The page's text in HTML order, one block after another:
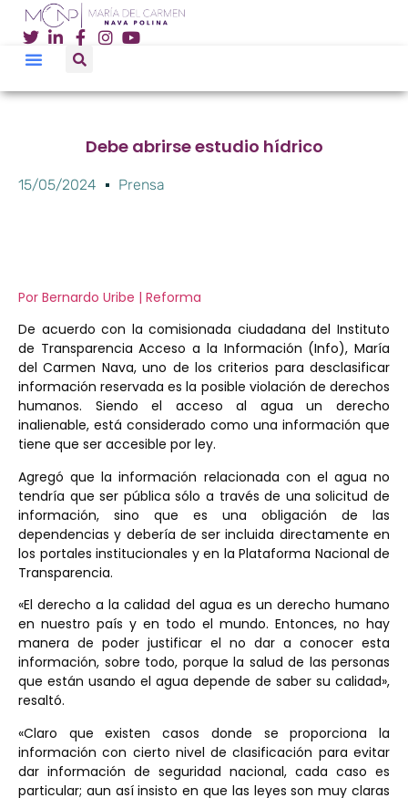
Debe abrirse estudio hídrico
15/05/2024 Prensa
Por Bernardo Uribe | Reforma
De acuerdo con la comisionada ciudadana del Instituto
de Transparencia Acceso a la Información (Info), María
del Carmen Nava, uno de los criterios para desclasificar
información reservada es la posible violación de derechos
humanos. Siendo el acceso al agua un derecho
inalienable, está considerado como una información que
tiene que ser accesible por ley.
Agregó que la información relacionada con el agua no
tendría que ser pública sólo a través de una solicitud de
información, sino que es una obligación de las
dependencias y debería de ser incluida directamente en
los portales institucionales y en la Plataforma Nacional de
Transparencia.
«El derecho a la calidad del agua es un derecho humano
en nuestro país y en todo el mundo. Entonces, no hay
manera de poder justificar el no dar a conocer esta
información, sobre todo, porque la salud de las personas
que están usando el agua depende de saber su calidad»,
resaltó.
«Claro que existen casos donde se proporciona la
información con cierto nivel de clasificación para evitar
dar información de seguridad nacional, cada caso es
particular; aun así insisto en que las leyes son muy claras